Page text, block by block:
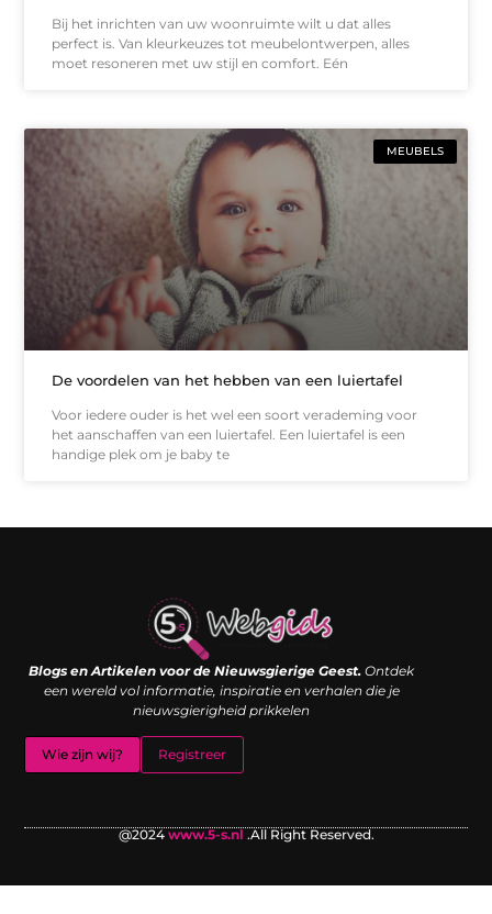
Bij het inrichten van uw woonruimte wilt u dat alles
perfect is. Van kleurkeuzes tot meubelontwerpen, alles
moet resoneren met uw stijl en comfort. Eén
MEUBELS
De voordelen van het hebben van een luiertafel
Voor iedere ouder is het wel een soort verademing voor
het aanschaffen van een luiertafel. Een luiertafel is een
handige plek om je baby te
Blogs en Artikelen voor de Nieuwsgierige Geest. Ontdek
een wereld vol informatie, inspiratie en verhalen die je
nieuwsgierigheid prikkelen
Wie zijn wij? Registreer
@2024www.5-s.nl .All Right Reserved.